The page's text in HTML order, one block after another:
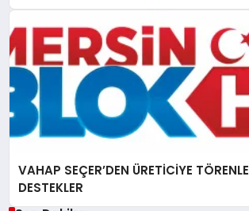
VAHAP SEÇER’DEN ÜRETİCİYE TÖRENLE TARIMSAL
DESTEKLER